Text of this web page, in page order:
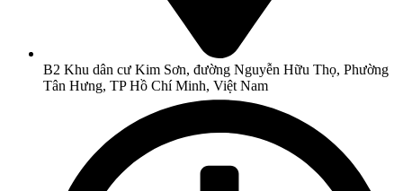
B2 Khu dân cư Kim Sơn, đường Nguyễn Hữu Thọ, Phường
Tân Hưng, TP Hồ Chí Minh, Việt Nam